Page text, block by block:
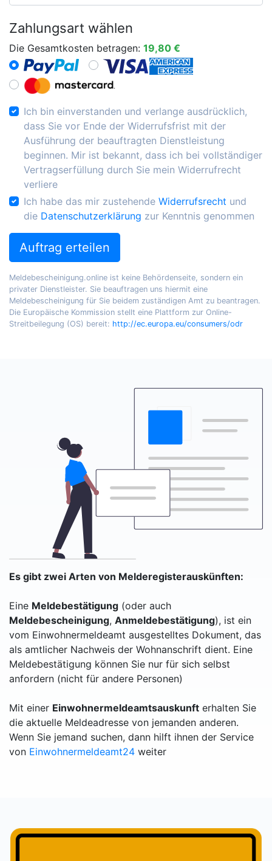
Zahlungsart wählen
Die Gesamtkosten betragen: 19,80 €
Ich bin einverstanden und verlange ausdrücklich,
dass Sie vor Ende der Widerrufsfrist mit der
Ausführung der beauftragten Dienstleistung
beginnen. Mir ist bekannt, dass ich bei vollständiger
Vertragserfüllung durch Sie mein Widerrufrecht
verliere
Ich habe das mir zustehende Widerrufsrecht und
die Datenschutzerklärung zur Kenntnis genommen
Auftrag erteilen
Meldebescheinigung.online ist keine Behördenseite, sondern ein
privater Dienstleister. Sie beauftragen uns hiermit eine
Meldebescheinigung für Sie beidem zuständigen Amt zu beantragen.
Die Europäische Kommission stellt eine Plattform zur Online-
Streitbeilegung (OS) bereit: http://ec.europa.eu/consumers/odr
Es gibt zwei Arten von Melderegisterauskünften:
Eine Meldebestätigung (oder auch
Meldebescheinigung, Anmeldebestätigung), ist ein
vom Einwohnermeldeamt ausgestelltes Dokument, das
als amtlicher Nachweis der Wohnanschrift dient. Eine
Meldebestätigung können Sie nur für sich selbst
anfordern (nicht für andere Personen)
Mit einer Einwohnermeldeamtsauskunft erhalten Sie
die aktuelle Meldeadresse von jemanden anderen.
Wenn Sie jemand suchen, dann hilft ihnen der Service
von Einwohnermeldeamt24 weiter